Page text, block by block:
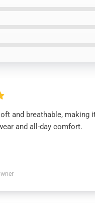
and breathable, making
and all-day comfort.